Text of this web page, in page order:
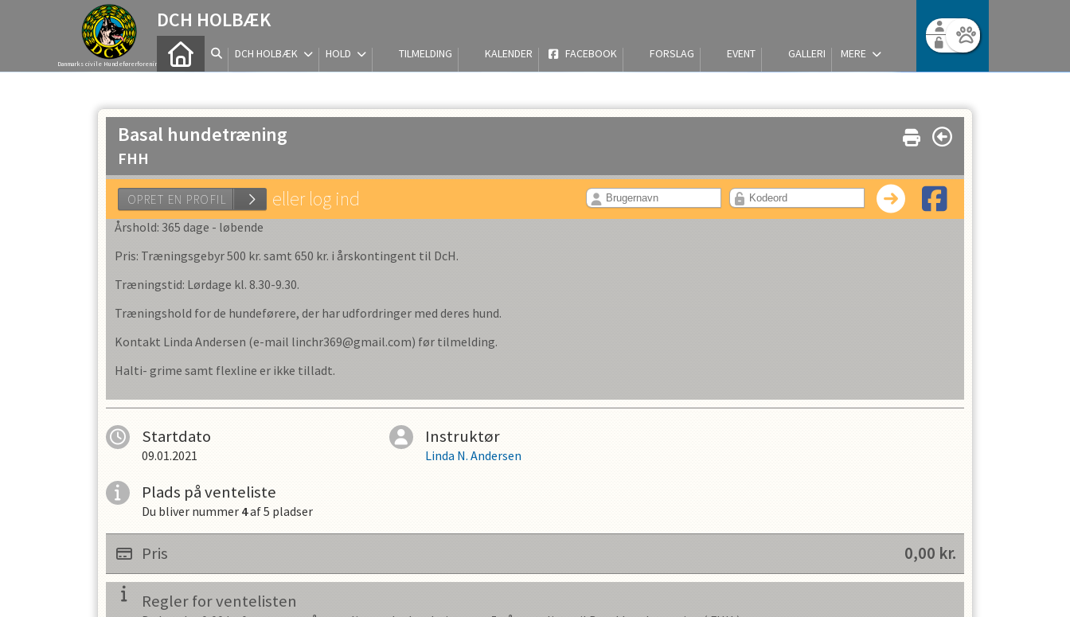
DCH HOLBÆK
Danmarks civile Hundeførerforening
DCH HOLBÆK HOLD TILMELDING KALENDER FACEBOOK FORSLAG EVENT GALLERI MERE
Basal hundetræning
FHH
OPRET EN PROFIL
eller log ind
Årshold: 365 dage - løbende
Pris: Træningsgebyr 500 kr. samt 650 kr. i årskontingent til DcH.
Træningstid: Lørdage kl. 8.30-9.30.
Træningshold for de hundeførere, der har udfordringer med deres hund.
Kontakt Linda Andersen (e-mail linchr369@gmail.com) før tilmelding.
Halti- grime samt flexline er ikke tilladt.
Startdato
09.01.2021
Instruktør
Linda N. Andersen
Plads på venteliste
Du bliver nummer 4af5 pladser
Pris 0,00 kr.
Regler for ventelisten